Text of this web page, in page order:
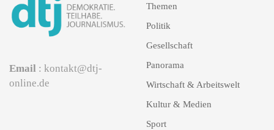
Email : kontakt@dtj-
online.de
Themen
Politik
Gesellschaft
Panorama
Wirtschaft & Arbeitswelt
Kultur & Medien
Sport